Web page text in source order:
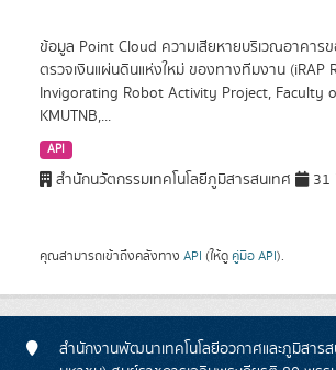
ข้อมูล Point Cloud ความเสียหายบริเวณอาคาร
ตรวจเงินแผ่นดินแห่งใหม่ ของทางทีมงาน (iRAP
Invigorating Robot Activity Project, Faculty
KMUTNB,...
API
สำนักนวัตกรรมเทคโนโลยีภูมิสารสนเทศ 31
คุณสามารถเข้าถึงคลังทาง API (ให้ดู คู่มือ API).
สำนักงานพัฒนาเทคโนโลยีอวกาศและภูมิสาร